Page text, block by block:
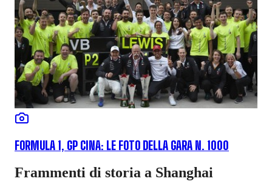
FORMULA 1, GP CINA: LE FOTO DELLA GARA N. 1000
Frammenti di storia a Shanghai